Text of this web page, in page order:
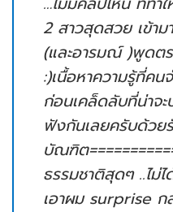
2 สาวสุดสวย เข้า
(และอารมณ์ )พูดต
:)เนื้อหาความรู้ที่คน
ก่อนเคล็ดลับที่น่าจ
ฟังกันเลยครับด้วย
บัณฑิต
ธรรมชาติสุดๆ ..ไม่
เอาผม surprise